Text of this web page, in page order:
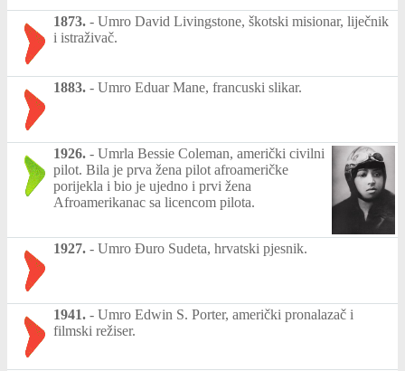
1873. - Umro David Livingstone, škotski misionar, liječnik
i istraživač.
1883. - Umro Eduar Mane, francuski slikar.
1926. - Umrla Bessie Coleman, američki civilni
pilot. Bila je prva žena pilot afroameričke
porijekla i bio je ujedno i prvi žena
Afroamerikanac sa licencom pilota.
1927. - Umro Đuro Sudeta, hrvatski pjesnik.
1941. - Umro Edwin S. Porter, američki pronalazač i
filmski režiser.